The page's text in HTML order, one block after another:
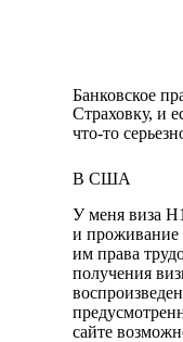
Банковское
Страховку, и
что-то
В США
У меня виза
и проживание
им права
получения
сайте